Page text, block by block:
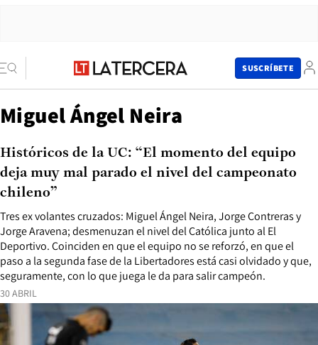
SUSCRÍBETE
Miguel Ángel Neira
30 ABRIL
Tres ex volantes cruzados: Miguel Ángel Neira, Jorge Contreras y
Jorge Aravena; desmenuzan el nivel del Católica junto al El
Deportivo. Coinciden en que el equipo no se reforzó, en que el
paso a la segunda fase de la Libertadores está casi olvidado y que,
seguramente, con lo que juega le da para salir campeón.
Históricos de la UC: “El momento del equipo
deja muy mal parado el nivel del campeonato
chileno”